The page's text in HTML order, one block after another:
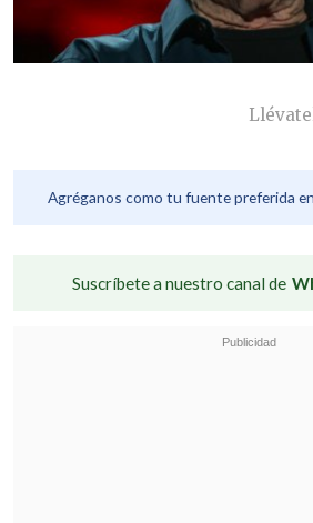
Agréganos como tu fuente preferida en
Suscríbete a nuestro canal de